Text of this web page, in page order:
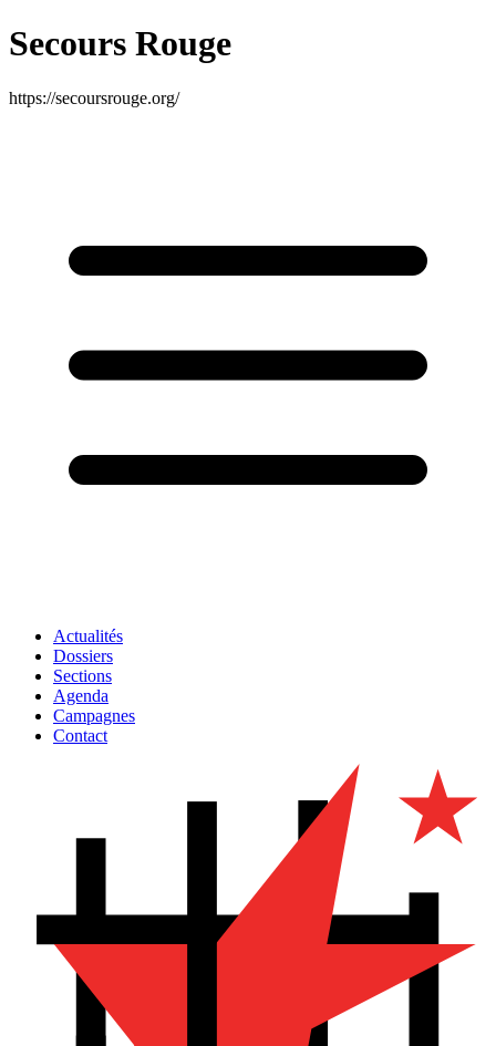
Secours Rouge
https://secoursrouge.org/
Actualités
Dossiers
Sections
Agenda
Campagnes
Contact